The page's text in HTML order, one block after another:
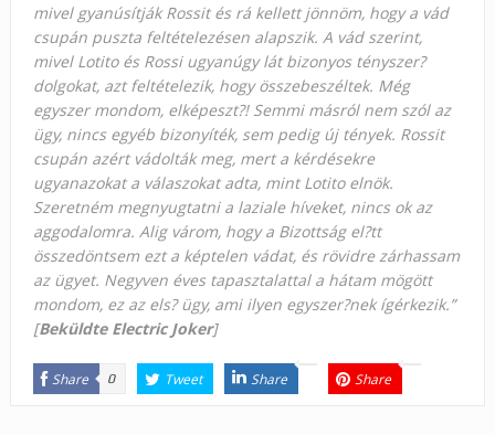
mivel gyanúsítják Rossit és rá kellett jönnöm, hogy a vád
csupán puszta feltételezésen alapszik. A vád szerint,
mivel Lotito és Rossi ugyanúgy lát bizonyos tényszer?
dolgokat, azt feltételezik, hogy összebeszéltek. Még
egyszer mondom, elképeszt?! Semmi másról nem szól az
ügy, nincs egyéb bizonyíték, sem pedig új tények. Rossit
csupán azért vádolták meg, mert a kérdésekre
ugyanazokat a válaszokat adta, mint Lotito elnök.
Szeretném megnyugtatni a laziale híveket, nincs ok az
aggodalomra. Alig várom, hogy a Bizottság el?tt
összedöntsem ezt a képtelen vádat, és rövidre zárhassam
az ügyet. Negyven éves tapasztalattal a hátam mögött
mondom, ez az els? ügy, ami ilyen egyszer?nek ígérkezik.”
[Beküldte Electric Joker]
Share 0 Tweet Share Share